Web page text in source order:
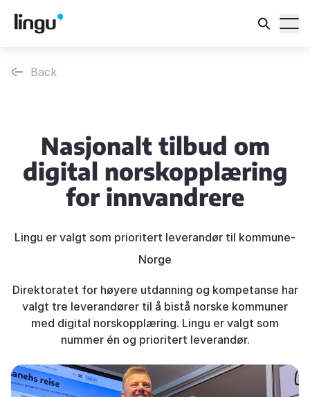
Back
Nasjonalt tilbud om
digital norskopplæring
for innvandrere
Lingu er valgt som prioritert leverandør til kommune-
Norge
Direktoratet for høyere utdanning og kompetanse har
valgt tre leverandører til å bistå norske kommuner
med digital norskopplæring. Lingu er valgt som
nummer én og prioritert leverandør.